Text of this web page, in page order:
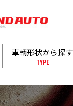
車輌形状から探す
TYPE